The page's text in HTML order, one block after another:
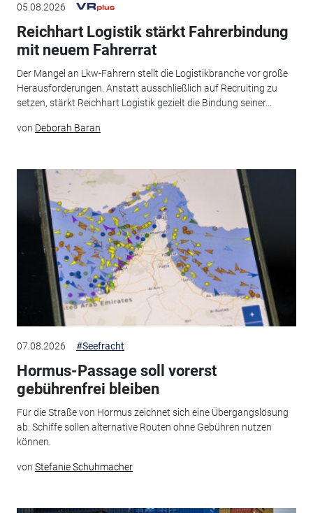
05.08.2026
Reichhart Logistik stärkt Fahrerbindung
mit neuem Fahrerrat
Der Mangel an Lkw-Fahrern stellt die Logistikbranche vor große
Herausforderungen. Anstatt ausschließlich auf Recruiting zu
setzen, stärkt Reichhart Logistik gezielt die Bindung seiner...
von Deborah Baran
07.08.2026 #Seefracht
Hormus-Passage soll vorerst
gebührenfrei bleiben
Für die Straße von Hormus zeichnet sich eine Übergangslösung
ab. Schiffe sollen alternative Routen ohne Gebühren nutzen
können.
von Stefanie Schuhmacher